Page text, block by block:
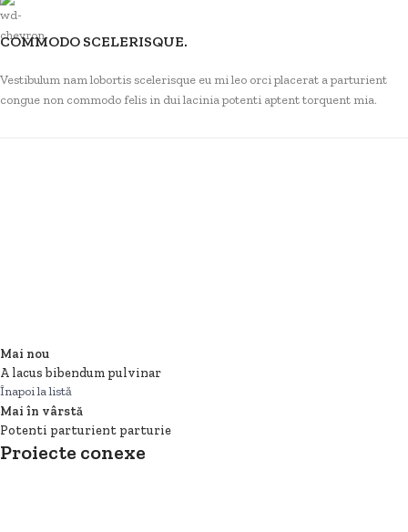
COMMODO SCELERISQUE.
Vestibulum nam lobortis scelerisque eu mi leo orci placerat a parturient
congue non commodo felis in dui lacinia potenti aptent torquent mia.
Mai nou
A lacus bibendum pulvinar
Înapoi la listă
Mai în vârstă
Potenti parturient parturie
Proiecte conexe